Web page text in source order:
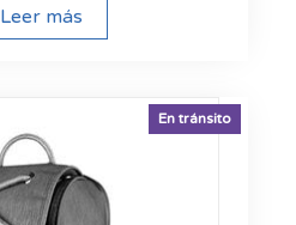
Leer más
En tránsito